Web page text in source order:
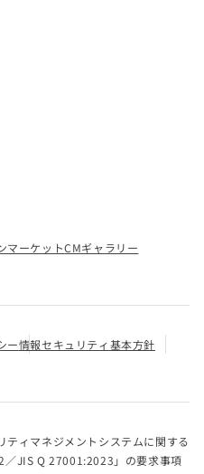
マーケットCMギャラリー
ー情報セキュリティ基本方針
ティマネジメントシステムに関する
JIS Q 27001:2023」の要求事項